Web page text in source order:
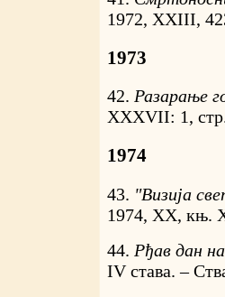
1972, XXIII,
1973
42. Разарање
XXXVII: 1,
1974
43. "Визија
1974, XX, књ.
44. Рђав дан
IV става. –